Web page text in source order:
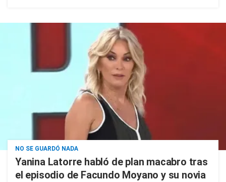
NO SE GUARDÓ NADA
Yanina Latorre habló de plan macabro tras
el episodio de Facundo Moyano y su novia